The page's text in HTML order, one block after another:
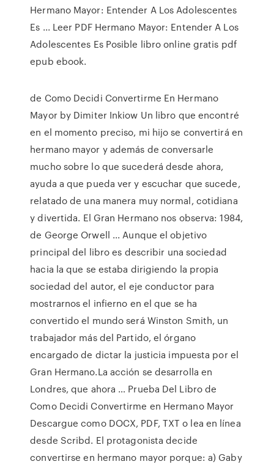
Hermano Mayor: Entender A Los Adolescentes
Es ... Leer PDF Hermano Mayor: Entender A Los
Adolescentes Es Posible libro online gratis pdf
epub ebook.
de Como Decidi Convertirme En Hermano
Mayor by Dimiter Inkiow Un libro que encontré
en el momento preciso, mi hijo se convertirá en
hermano mayor y además de conversarle
mucho sobre lo que sucederá desde ahora,
ayuda a que pueda ver y escuchar que sucede,
relatado de una manera muy normal, cotidiana
y divertida. El Gran Hermano nos observa: 1984,
de George Orwell ... Aunque el objetivo
principal del libro es describir una sociedad
hacia la que se estaba dirigiendo la propia
sociedad del autor, el eje conductor para
mostrarnos el infierno en el que se ha
convertido el mundo será Winston Smith, un
trabajador más del Partido, el órgano
encargado de dictar la justicia impuesta por el
Gran Hermano.La acción se desarrolla en
Londres, que ahora … Prueba Del Libro de
Como Decidi Convertirme en Hermano Mayor
Descargue como DOCX, PDF, TXT o lea en línea
desde Scribd. El protagonista decide
convertirse en hermano mayor porque: a) Gaby